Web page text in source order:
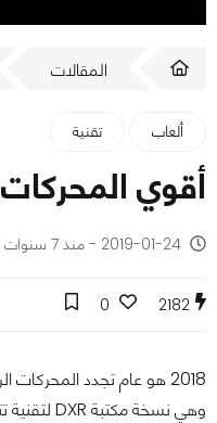
المقالات
ألعاب تقنية
أقوي المحركات
2019-01-24 - منذ 7 سنوات
2182
0